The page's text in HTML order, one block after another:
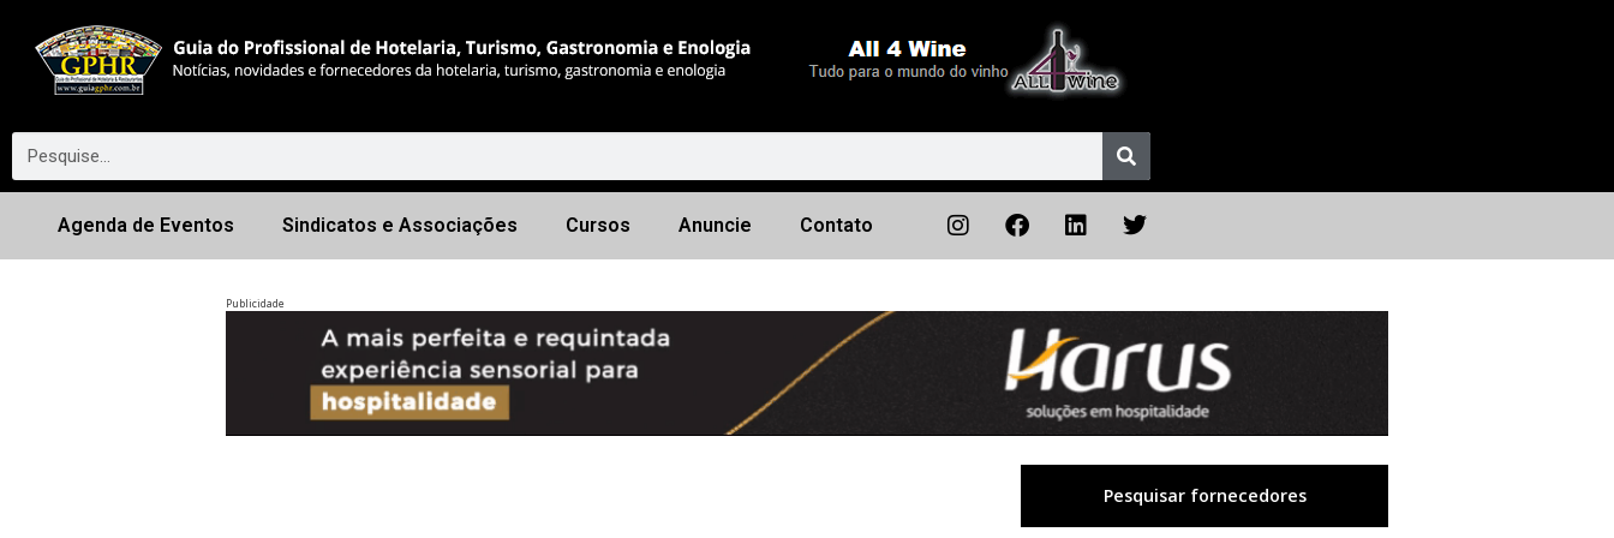
Agenda de Eventos Sindicatos e Associações Cursos Anuncie Contato
Publicidade
Próximo
Pesquisar fornecedores